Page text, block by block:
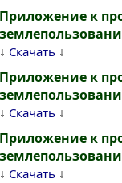
Приложение к
↓ Скачать ↓
Приложение к
↓ Скачать ↓
Приложение к
↓ Скачать ↓